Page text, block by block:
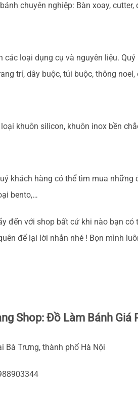
chuyên nghiệp: Bàn xoay,
các loại dụng cụ và nguyên liệu.
trí, dây buộc, túi buộc, thông noel,
khuôn silicon, khuôn inox bền
khách hàng có thể tìm mua
bento,…
đến với shop bất cứ khi nào bạn có
để lại lời nhắn nhé ! Bọn mình
Shop: Đồ Làm Bánh Giá
Bà Trưng, thành phố Hà Nội